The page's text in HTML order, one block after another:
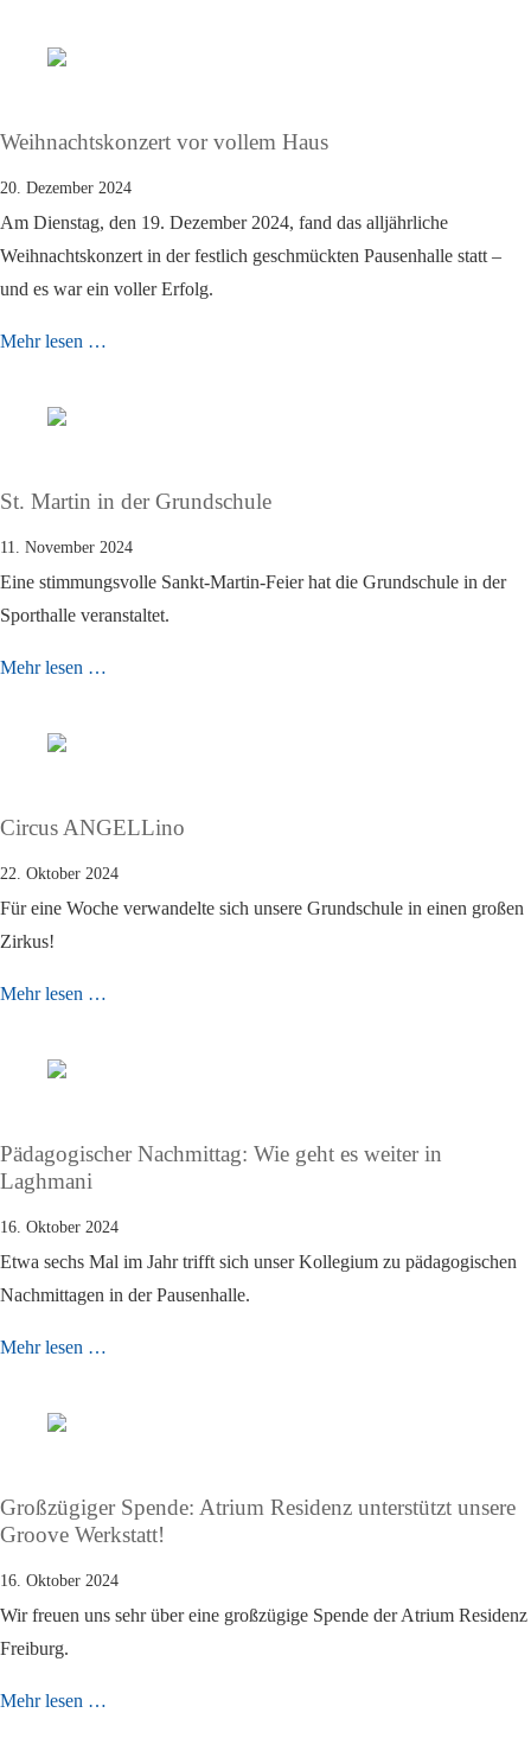
Weihnachtskonzert vor vollem Haus
20. Dezember 2024
Am Dienstag, den 19. Dezember 2024, fand das alljährliche
Weihnachtskonzert in der festlich geschmückten Pausenhalle statt –
und es war ein voller Erfolg.
Mehr lesen …
St. Martin in der Grundschule
11. November 2024
Eine stimmungsvolle Sankt-Martin-Feier hat die Grundschule in der
Sporthalle veranstaltet.
Mehr lesen …
Circus ANGELLino
22. Oktober 2024
Für eine Woche verwandelte sich unsere Grundschule in einen großen
Zirkus!
Mehr lesen …
Pädagogischer Nachmittag: Wie geht es weiter in
Laghmani
16. Oktober 2024
Etwa sechs Mal im Jahr trifft sich unser Kollegium zu pädagogischen
Nachmittagen in der Pausenhalle.
Mehr lesen …
Großzügiger Spende: Atrium Residenz unterstützt unsere
Groove Werkstatt!
16. Oktober 2024
Wir freuen uns sehr über eine großzügige Spende der Atrium Residenz
Freiburg.
Mehr lesen …